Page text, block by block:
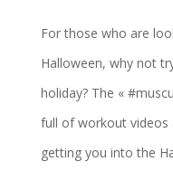
For those who are
Halloween, why not
holiday? The «
full of workout
getting you into the